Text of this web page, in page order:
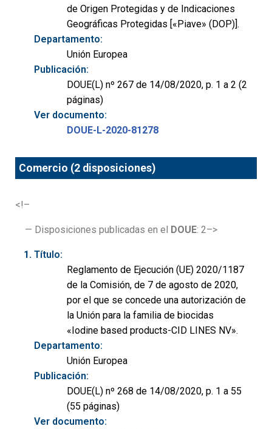
de Origen Protegidas y de Indicaciones
Geográficas Protegidas [«Piave» (DOP)].
Departamento:
Unión Europea
Publicación:
DOUE(L) nº 267 de 14/08/2020, p. 1 a 2 (2
páginas)
Ver documento:
DOUE-L-2020-81278
Comercio (2 disposiciones)
<!–
— Disposiciones publicadas en el DOUE: 2–>
Título:
Reglamento de Ejecución (UE) 2020/1187
de la Comisión, de 7 de agosto de 2020,
por el que se concede una autorización de
la Unión para la familia de biocidas
«Iodine based products-CID LINES NV».
Departamento:
Unión Europea
Publicación:
DOUE(L) nº 268 de 14/08/2020, p. 1 a 55
(55 páginas)
Ver documento: